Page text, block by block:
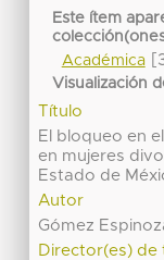
Este ítem
Académica
Visualización
Título
El bloqueo en
en mujeres
Estado de
Autor
Gómez
Director(es)